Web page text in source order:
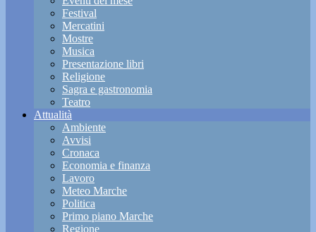
Festival
Mercatini
Mostre
Musica
Presentazione libri
Religione
Sagra e gastronomia
Teatro
Attualità
Ambiente
Avvisi
Cronaca
Economia e finanza
Lavoro
Meteo Marche
Politica
Primo piano Marche
Regione